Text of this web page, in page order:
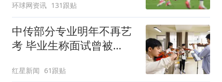
环球网资讯 131跟贴
中传部分专业明年不再艺
考 毕业生称面试曾被
遏制“艺考捷径化”
红星新闻 61跟贴